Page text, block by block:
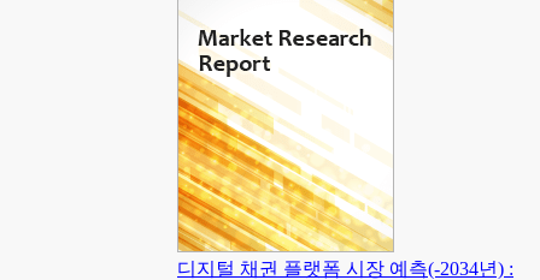
디지털 채권 플랫폼 시장 예측(-2034년) :